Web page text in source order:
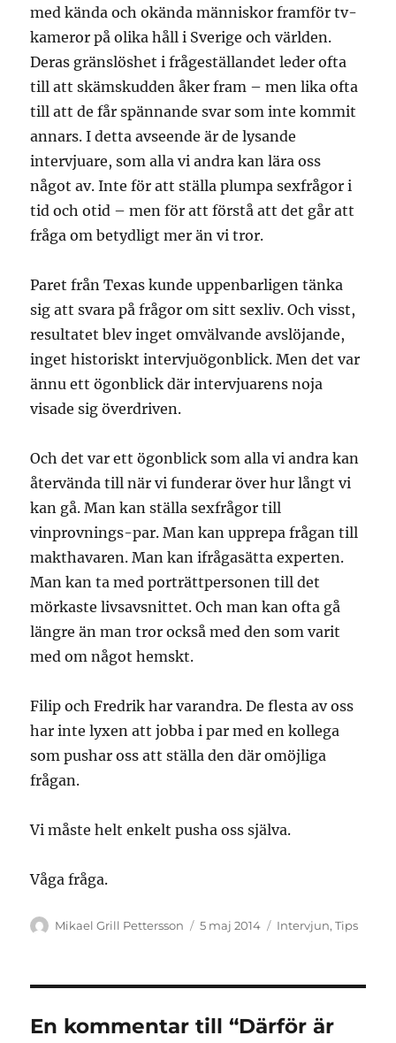
med kända och okända människor framför tv-
kameror på olika håll i Sverige och världen.
Deras gränslöshet i frågeställandet leder ofta
till att skämskudden åker fram – men lika ofta
till att de får spännande svar som inte kommit
annars. I detta avseende är de lysande
intervjuare, som alla vi andra kan lära oss
något av. Inte för att ställa plumpa sexfrågor i
tid och otid – men för att förstå att det går att
fråga om betydligt mer än vi tror.
Paret från Texas kunde uppenbarligen tänka
sig att svara på frågor om sitt sexliv. Och visst,
resultatet blev inget omvälvande avslöjande,
inget historiskt intervjuögonblick. Men det var
ännu ett ögonblick där intervjuarens noja
visade sig överdriven.
Och det var ett ögonblick som alla vi andra kan
återvända till när vi funderar över hur långt vi
kan gå. Man kan ställa sexfrågor till
vinprovnings-par. Man kan upprepa frågan till
makthavaren. Man kan ifrågasätta experten.
Man kan ta med porträttpersonen till det
mörkaste livsavsnittet. Och man kan ofta gå
längre än man tror också med den som varit
med om något hemskt.
Filip och Fredrik har varandra. De flesta av oss
har inte lyxen att jobba i par med en kollega
som pushar oss att ställa den där omöjliga
frågan.
Vi måste helt enkelt pusha oss själva.
Våga fråga.
Författare
Mikael Grill Pettersson
Publicerat
5 maj 2014 Kategorier
Intervjun,Tips
En kommentar till “Därför är